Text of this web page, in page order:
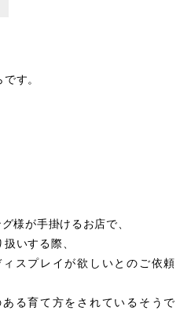
す。
様が手掛けるお店で、
いする際、
スプレイが欲しいとのご依頼
る育て方をされているそうで